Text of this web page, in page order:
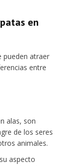
en
pueden atraer
entre
alas, son
de los seres
animales.
aspecto